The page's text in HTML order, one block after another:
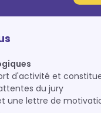
d'activité et
du jury
une lettre de